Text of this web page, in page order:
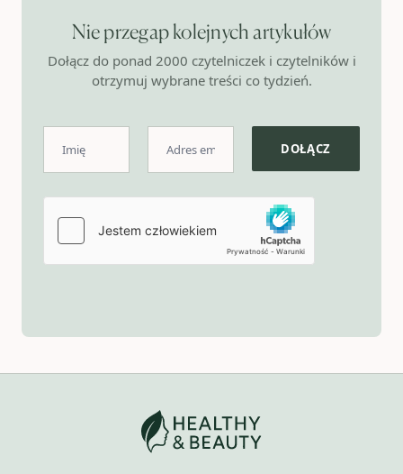
Nie przegap kolejnych artykułów
Dołącz do ponad 2000 czytelniczek i czytelników i
otrzymuj wybrane treści co tydzień.